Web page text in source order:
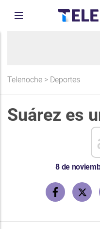
Telenoche > Deportes
Suárez es
8 de